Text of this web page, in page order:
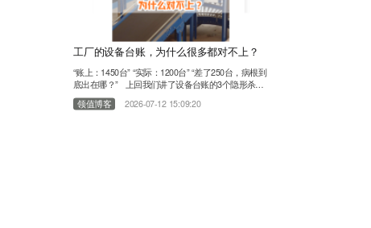
工厂的设备台账，为什么很多都对不上？
“账上：1450台” “实际：1200台” “差了250台，病根到
底出在哪？” 上回我们讲了设备台账的3个隐形杀
手。有朋友在问“这250台“隐形”设备，到底是怎么从
台账里一步步消失的？”干了11年EAM设备管理行
领值博客 2026-07-12 15:09:20